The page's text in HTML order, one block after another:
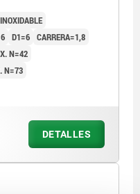
D1=6 CARRERA=1,8
N=42
N=73
DETALLES